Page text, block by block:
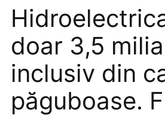
doar 3,5
inclusiv din
păguboase.